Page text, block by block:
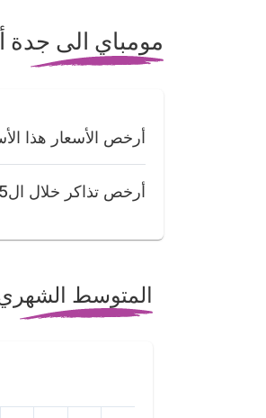
مومباي الى
أرخص الأسعار هذا
أرخص تذاكر خلال ال15 يوماً القادمين
المتوسط